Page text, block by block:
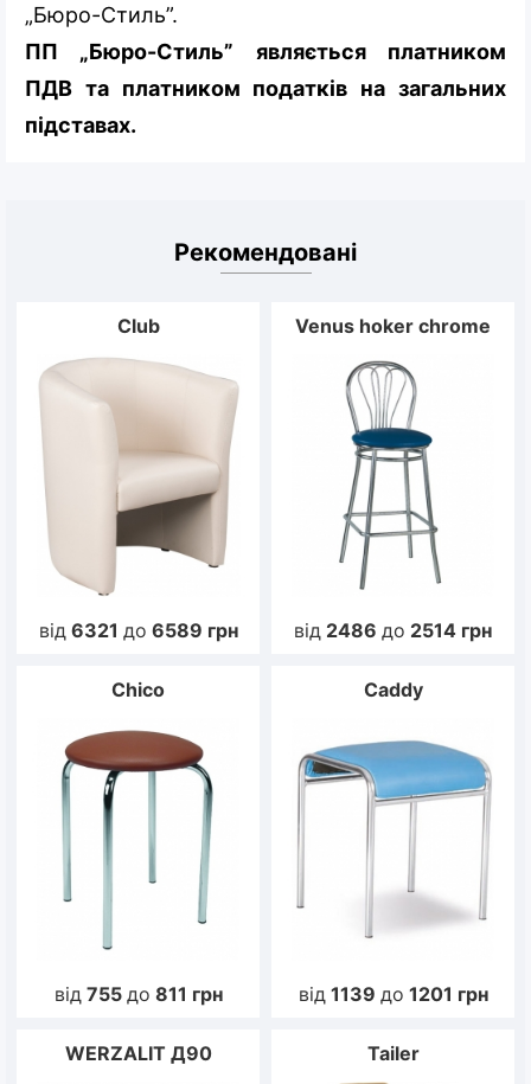
„Бюро-Стиль”.
ПП „Бюро-Стиль” являється платником
ПДВ та платником податків на загальних
підставах.
Рекомендовані
Club
від 6321 до 6589 грн
Venus hoker chrome
від 2486 до 2514 грн
Chico
від 755 до 811 грн
Caddy
від 1139 до 1201 грн
WERZALIT Д90 Tailer